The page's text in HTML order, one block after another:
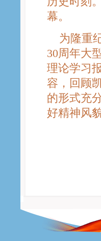
幕。
为隆重
30周年大
理论学习
容，回顾
的形式充
好精神风貌